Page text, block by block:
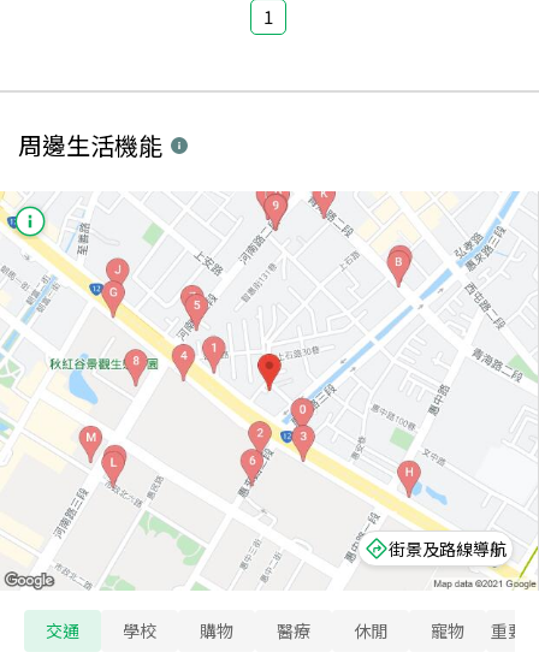
1
周邊生活機能
街景及路線導航
交通 學校 購物 醫療 休閒 寵物 重要